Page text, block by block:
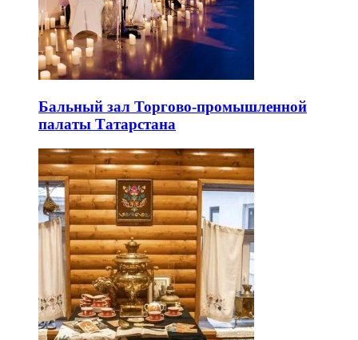
Бальный зал Торгово-промышленной
палаты Татарстана